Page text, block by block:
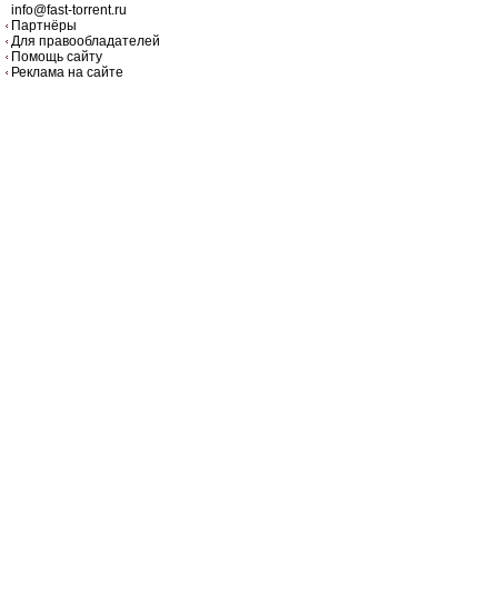
info@fast-torrent.ru
Партнёры
Для правообладателей
Помощь сайту
Реклама на сайте